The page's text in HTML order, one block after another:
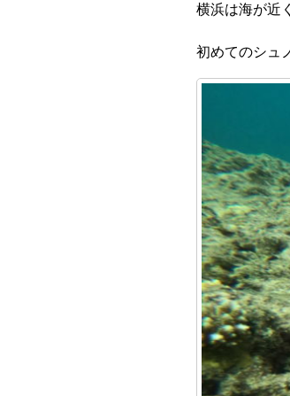
横浜は海が近
初めてのシュ